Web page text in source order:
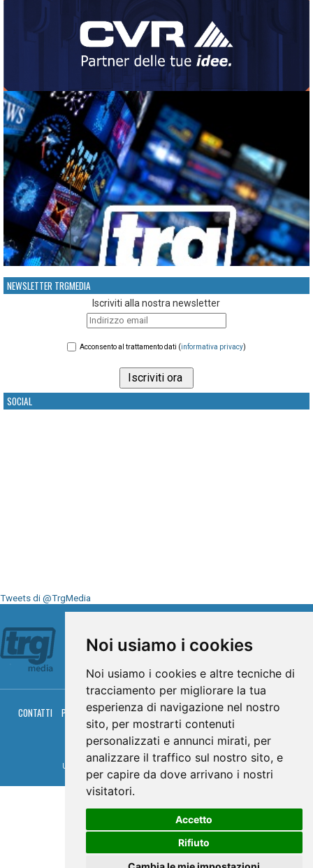
Noi usiamo i cookies
Noi usiamo i cookies e altre tecniche di
tracciamento per migliorare la tua
esperienza di navigazione nel nostro
sito, per mostrarti contenuti
personalizzati e annunci mirati, per
analizzare il traffico sul nostro sito, e
per capire da dove arrivano i nostri
visitatori.
Accetto
Rifiuto
NEWSLETTER TRGMEDIA
Iscriviti alla nostra newsletter
Acconsento al trattamento dati (informativa privacy)
SOCIAL
Tweets di @TrgMedia
CONTATTI PRIVACY COOKIES PALINSESTO DIRETTA TV
DIRETTA RADIO
RGM HITRADIO
© TRG Media 2005-2026
Umbria Televisioni s.r.l. - P.I.00496230541 - - Powered by